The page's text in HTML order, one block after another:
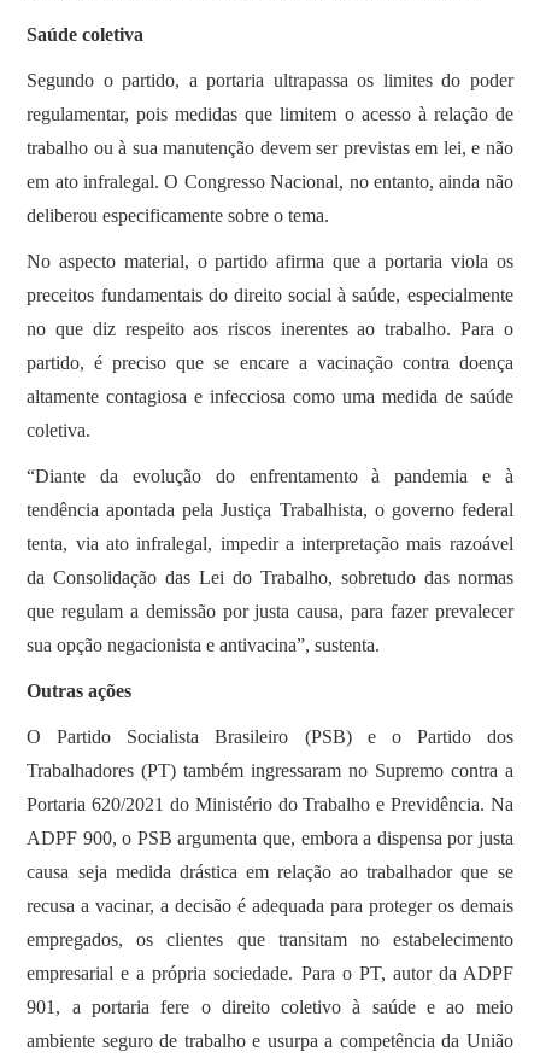
Saúde coletiva
Segundo o partido, a portaria ultrapassa os limites do poder
regulamentar, pois medidas que limitem o acesso à relação de
trabalho ou à sua manutenção devem ser previstas em lei, e não
em ato infralegal. O Congresso Nacional, no entanto, ainda não
deliberou especificamente sobre o tema.
No aspecto material, o partido afirma que a portaria viola os
preceitos fundamentais do direito social à saúde, especialmente
no que diz respeito aos riscos inerentes ao trabalho. Para o
partido, é preciso que se encare a vacinação contra doença
altamente contagiosa e infecciosa como uma medida de saúde
coletiva.
“Diante da evolução do enfrentamento à pandemia e à
tendência apontada pela Justiça Trabalhista, o governo federal
tenta, via ato infralegal, impedir a interpretação mais razoável
da Consolidação das Lei do Trabalho, sobretudo das normas
que regulam a demissão por justa causa, para fazer prevalecer
sua opção negacionista e antivacina”, sustenta.
Outras ações
O Partido Socialista Brasileiro (PSB) e o Partido dos
Trabalhadores (PT) também ingressaram no Supremo contra a
Portaria 620/2021 do Ministério do Trabalho e Previdência. Na
ADPF 900, o PSB argumenta que, embora a dispensa por justa
causa seja medida drástica em relação ao trabalhador que se
recusa a vacinar, a decisão é adequada para proteger os demais
empregados, os clientes que transitam no estabelecimento
empresarial e a própria sociedade. Para o PT, autor da ADPF
901, a portaria fere o direito coletivo à saúde e ao meio
ambiente seguro de trabalho e usurpa a competência da União